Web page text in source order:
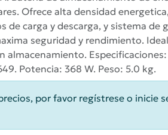
Ofrece alta densidad
de carga y descarga, y sistema de
seguridad y rendimiento.
almacenamiento.
Potencia: 368 W. Peso: 5.0 kg.
por favor regístrese o inicie